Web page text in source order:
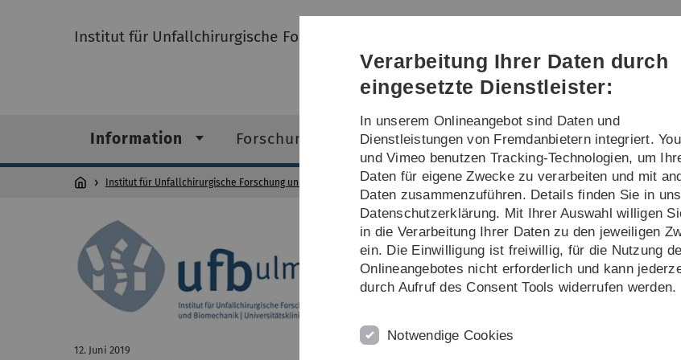
Direkt
Direkt
Direkt
(Sprache,
Drucken,
Social
Direkt
Direkt
Institut für Unfallchirurgische Forschung und Biomechanik
Information Forschungsfelder Lehre Publikationen
Institut für Unfallchirurgische Forschung und Biomechanik Information Aktuelles
12. Juni 2019
Verarbeitung Ihrer Daten durch
eingesetzte Dienstleister:
In unserem Onlineangebot sind Daten und
Dienstleistungen von Fremdanbietern integriert.
und Vimeo benutzen Tracking-Technologien, um
Daten für eigene Zwecke zu verarbeiten und mit
Daten zusammenzuführen. Details finden Sie in
Datenschutzerklärung. Mit Ihrer Auswahl willigen
in die Verarbeitung Ihrer Daten zu den jeweiligen
ein. Die Einwilligung ist freiwillig, für die Nutzung
Onlineangebotes nicht erforderlich und kann
durch Aufruf des Consent Tools widerrufen werden.
Notwendige Cookies